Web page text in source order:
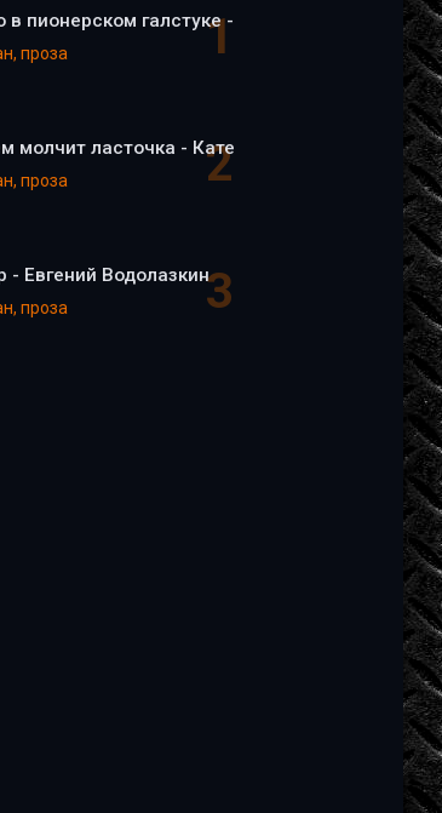
в пионерском галстуке - Катерина Сильванова
проза
молчит ласточка - Катерина Сильванова,
проза
- Евгений Водолазкин
проза